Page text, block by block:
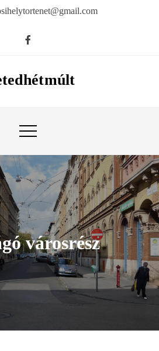
városrész